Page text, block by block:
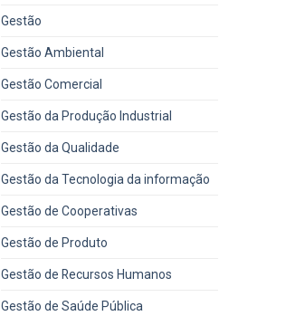
Gestão
Gestão Ambiental
Gestão Comercial
Gestão da Produção Industrial
Gestão da Qualidade
Gestão da Tecnologia da informação
Gestão de Cooperativas
Gestão de Produto
Gestão de Recursos Humanos
Gestão de Saúde Pública